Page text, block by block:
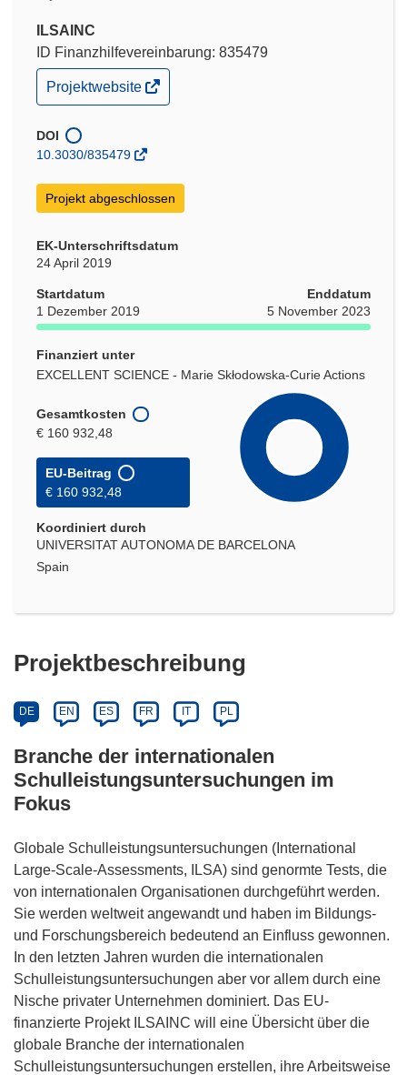
ILSAINC
ID Finanzhilfevereinbarung: 835479
(öffnet
in
Fenster)
Projektwebsite
DOI
10.3030/835479
Projekt abgeschlossen
EK-Unterschriftsdatum
24 April 2019
Startdatum
1 Dezember 2019
Enddatum
5 November 2023
Finanziert unter
EXCELLENT SCIENCE - Marie Skłodowska-Curie Actions
Gesamtkosten
€ 160 932,48
EU-Beitrag
€ 160 932,48
Koordiniert durch
UNIVERSITAT AUTONOMA DE BARCELONA
Spain
Projektbeschreibung
DE EN ES FR IT PL
Branche der internationalen
Schulleistungsuntersuchungen im
Fokus
Globale Schulleistungsuntersuchungen (International
Large-Scale-Assessments, ILSA) sind genormte Tests, die
von internationalen Organisationen durchgeführt werden.
Sie werden weltweit angewandt und haben im Bildungs-
und Forschungsbereich bedeutend an Einfluss gewonnen.
In den letzten Jahren wurden die internationalen
Schulleistungsuntersuchungen aber vor allem durch eine
Nische privater Unternehmen dominiert. Das EU-
finanzierte Projekt ILSAINC will eine Übersicht über die
globale Branche der internationalen
Schulleistungsuntersuchungen erstellen, ihre Arbeitsweise